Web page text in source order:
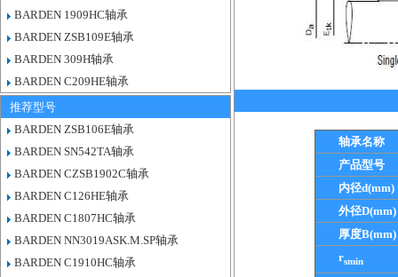
BARDEN 1909HC轴承
BARDEN ZSB109E轴承
BARDEN 309H轴承
BARDEN C209HE轴承
推荐型号
BARDEN ZSB106E轴承
BARDEN SN542TA轴承
BARDEN CZSB1902C轴承
BARDEN C126HE轴承
BARDEN C1807HC轴承
BARDEN NN3019ASK.M.SP轴承
BARDEN C1910HC轴承
轴承名称
产品型号
内径d(mm)
外径D(mm)
厚度B(mm)
rsmin